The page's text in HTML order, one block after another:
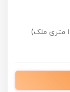
اراک، خیابان سید جمال الدین اسدآبادی (12 متری ملک)